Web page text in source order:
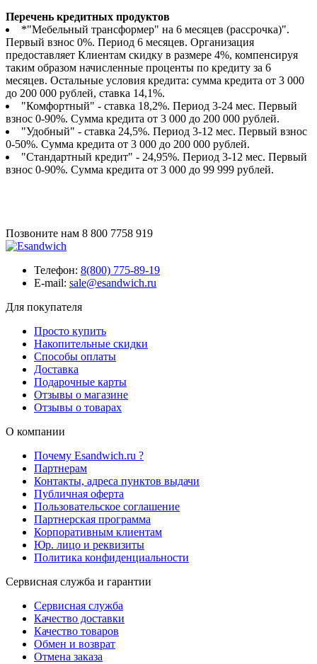
Перечень кредитных продуктов
*"Мебельный трансформер" на 6 месяцев (рассрочка)".
Первый взнос 0%. Период 6 месяцев. Организация
предоставляет Клиентам скидку в размере 4%, компенсируя
таким образом начисленные проценты по кредиту за 6
месяцев. Остальные условия кредита: сумма кредита от 3 000
до 200 000 рублей, ставка 14,1%.
"Комфортный" - ставка 18,2%. Период 3-24 мес. Первый
взнос 0-90%. Сумма кредита от 3 000 до 200 000 рублей.
"Удобный" - ставка 24,5%. Период 3-12 мес. Первый взнос
0-50%. Сумма кредита от 3 000 до 200 000 рублей.
"Стандартный кредит" - 24,95%. Период 3-12 мес. Первый
взнос 0-90%. Сумма кредита от 3 000 до 99 999 рублей.
Позвоните нам 8 800 7758 919
Телефон: 8(800) 775-89-19
E-mail: sale@esandwich.ru
Для покупателя
Просто купить
Накопительные скидки
Способы оплаты
Доставка
Подарочные карты
Отзывы о магазине
Отзывы о товарах
О компании
Почему Esandwich.ru ?
Партнерам
Контакты, адреса пунктов выдачи
Публичная оферта
Пользовательское соглашение
Партнерская программа
Корпоративным клиентам
Юр. лицо и реквизиты
Политика конфиденциальности
Сервисная служба и гарантии
Сервисная служба
Качество доставки
Качество товаров
Обмен и возврат
Отмена заказа